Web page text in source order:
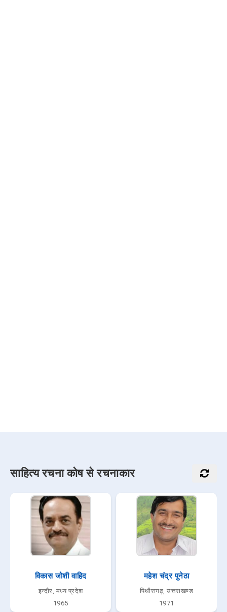
साहित्य रचना कोष से रचनाकार
विकास जोशी वाहिद
इन्दौर, मध्य प्रदेश
1965
महेश चंद्र पुनेठा
पिथौरागढ़, उत्तराखण्ड
1971